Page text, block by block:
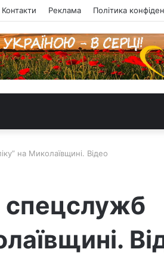
Контакти Реклама Політика
на Миколаївщині. Відео
спецслужб